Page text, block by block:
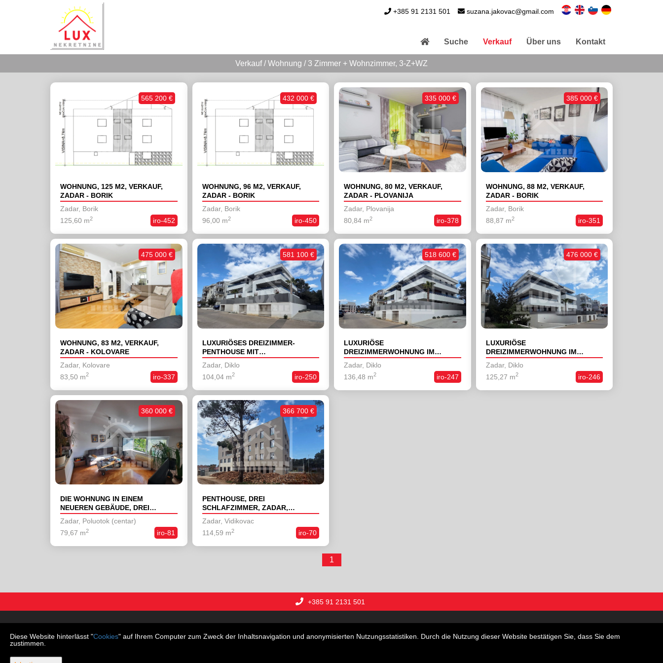
+385 91 2131 501 suzana.jakovac@gmail.com
Suche Verkauf Über uns Kontakt
Verkauf / Wohnung / 3 Zimmer + Wohnzimmer, 3-Z+WZ
WOHNUNG, 125 M2, VERKAUF,
ZADAR - BORIK
Zadar, Borik
iro-452
125,60 m2
565 200 €
WOHNUNG, 96 M2, VERKAUF,
ZADAR - BORIK
Zadar, Borik
iro-450
96,00 m2
432 000 €
WOHNUNG, 80 M2, VERKAUF,
ZADAR - PLOVANIJA
Zadar, Plovanija
iro-378
80,84 m2
335 000 €
WOHNUNG, 88 M2, VERKAUF,
ZADAR - BORIK
Zadar, Borik
iro-351
88,87 m2
385 000 €
WOHNUNG, 83 M2, VERKAUF,
ZADAR - KOLOVARE
Zadar, Kolovare
iro-337
83,50 m2
475 000 €
LUXURIÖSES DREIZIMMER-
PENTHOUSE MIT
DACHTERRASSE, DIKLO, NEUBAU
Zadar, Diklo
iro-250
104,04 m2
581 100 €
LUXURIÖSE
DREIZIMMERWOHNUNG IM
ERDGESCHOSS MIT GARTEN,
DIKLO, NEUBAU
Zadar, Diklo
iro-247
136,48 m2
518 600 €
LUXURIÖSE
DREIZIMMERWOHNUNG IM
ERDGESCHOSS MIT GARTEN,
DIKLO, NEUBAU
Zadar, Diklo
iro-246
125,27 m2
476 000 €
DIE WOHNUNG IN EINEM
NEUEREN GEBÄUDE, DREI
SCHLAFZIMMER, ZADAR,
POLUOTOK, ZU VERKAUFEN
Zadar, Poluotok (centar)
iro-81
79,67 m2
360 000 €
PENTHOUSE, DREI
SCHLAFZIMMER, ZADAR,
VIDIKOVAC, NEUBAU
Zadar, Vidikovac
iro-70
114,59 m2
366 700 €
1
+385 91 2131 501
Diese Website hinterlässt "Cookies" auf Ihrem Computer zum Zweck der Inhaltsnavigation und anonymisierten Nutzungsstatistiken. Durch die Nutzung dieser Website bestätigen Sie, dass Sie dem
zustimmen.